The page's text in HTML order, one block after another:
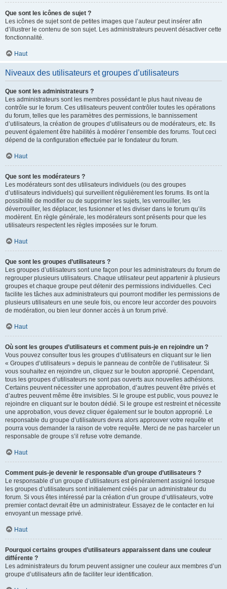
Que sont les icônes de sujet ?
Les icônes de sujet sont de petites images que l’auteur peut insérer afin
d’illustrer le contenu de son sujet. Les administrateurs peuvent désactiver cette
fonctionnalité.
Haut
Niveaux des utilisateurs et groupes d’utilisateurs
Que sont les administrateurs ?
Les administrateurs sont les membres possédant le plus haut niveau de
contrôle sur le forum. Ces utilisateurs peuvent contrôler toutes les opérations
du forum, telles que les paramètres des permissions, le bannissement
d’utilisateurs, la création de groupes d’utilisateurs ou de modérateurs, etc. Ils
peuvent également être habilités à modérer l’ensemble des forums. Tout ceci
dépend de la configuration effectuée par le fondateur du forum.
Haut
Que sont les modérateurs ?
Les modérateurs sont des utilisateurs individuels (ou des groupes
d’utilisateurs individuels) qui surveillent régulièrement les forums. Ils ont la
possibilité de modifier ou de supprimer les sujets, les verrouiller, les
déverrouiller, les déplacer, les fusionner et les diviser dans le forum qu’ils
modèrent. En règle générale, les modérateurs sont présents pour que les
utilisateurs respectent les règles imposées sur le forum.
Haut
Que sont les groupes d’utilisateurs ?
Les groupes d’utilisateurs sont une façon pour les administrateurs du forum de
regrouper plusieurs utilisateurs. Chaque utilisateur peut appartenir à plusieurs
groupes et chaque groupe peut détenir des permissions individuelles. Ceci
facilite les tâches aux administrateurs qui pourront modifier les permissions de
plusieurs utilisateurs en une seule fois, ou encore leur accorder des pouvoirs
de modération, ou bien leur donner accès à un forum privé.
Haut
Où sont les groupes d’utilisateurs et comment puis-je en rejoindre un ?
Vous pouvez consulter tous les groupes d’utilisateurs en cliquant sur le lien
« Groupes d’utilisateurs » depuis le panneau de contrôle de l’utilisateur. Si
vous souhaitez en rejoindre un, cliquez sur le bouton approprié. Cependant,
tous les groupes d’utilisateurs ne sont pas ouverts aux nouvelles adhésions.
Certains peuvent nécessiter une approbation, d’autres peuvent être privés et
d’autres peuvent même être invisibles. Si le groupe est public, vous pouvez le
rejoindre en cliquant sur le bouton dédié. Si le groupe est restreint et nécessite
une approbation, vous devez cliquer également sur le bouton approprié. Le
responsable du groupe d’utilisateurs devra alors approuver votre requête et
pourra vous demander la raison de votre requête. Merci de ne pas harceler un
responsable de groupe s’il refuse votre demande.
Haut
Comment puis-je devenir le responsable d’un groupe d’utilisateurs ?
Le responsable d’un groupe d’utilisateurs est généralement assigné lorsque
les groupes d’utilisateurs sont initialement créés par un administrateur du
forum. Si vous êtes intéressé par la création d’un groupe d’utilisateurs, votre
premier contact devrait être un administrateur. Essayez de le contacter en lui
envoyant un message privé.
Haut
Pourquoi certains groupes d’utilisateurs apparaissent dans une couleur
différente ?
Les administrateurs du forum peuvent assigner une couleur aux membres d’un
groupe d’utilisateurs afin de faciliter leur identification.